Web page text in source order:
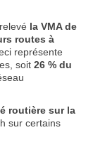
la VMA de
routes à
représente
soit 26 % du
routière sur la
sur certains